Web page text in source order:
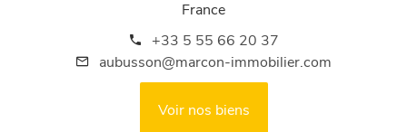
France
+33 5 55 66 20 37
aubusson@marcon-immobilier.com
Voir nos biens